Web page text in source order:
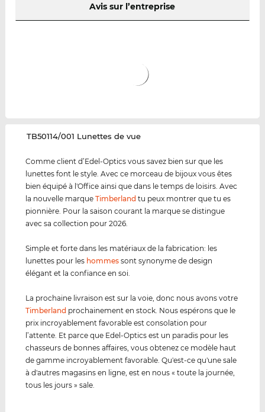
Avis sur l’entreprise
‌TB50114/001 Lunettes de vue
Comme client d’Edel-Optics vous savez bien sur que les
lunettes font le style. Avec ce morceau de bijoux vous êtes
bien équipé à l'Office ainsi que dans le temps de loisirs. Avec
la nouvelle marqueTimberland tu peux montrer que tu es
pionnière. Pour la saison courant la marque se distingue
avec sa collection pour 2026.
Simple et forte dans les matériaux de la fabrication: les
lunettes pour les hommes sont synonyme de design
élégant et la confiance en soi.
La prochaine livraison est sur la voie, donc nous avons votre
Timberland prochainement en stock. Nous espérons que le
prix incroyablement favorable est consolation pour
l’attente. Et parce que Edel-Optics est un paradis pour les
chasseurs de bonnes affaires, vous obtenez ce modèle haut
de gamme incroyablement favorable. Qu'est-ce qu'une sale
à d'autres magasins en ligne, est en nous « toute la journée,
tous les jours » sale.